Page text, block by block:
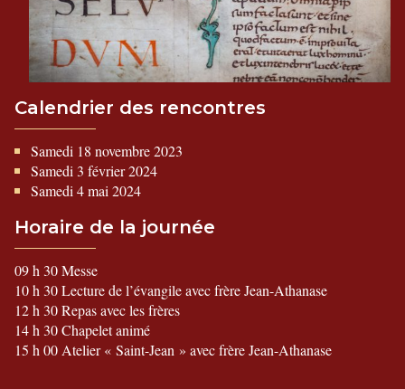
Calendrier des rencontres
Samedi 18 novembre 2023
Samedi 3 février 2024
Samedi 4 mai 2024
Horaire de la journée
09 h 30 Messe
10 h 30 Lecture de l’évangile avec frère Jean-Athanase
12 h 30 Repas avec les frères
14 h 30 Chapelet animé
15 h 00 Atelier « Saint-Jean » avec frère Jean-Athanase